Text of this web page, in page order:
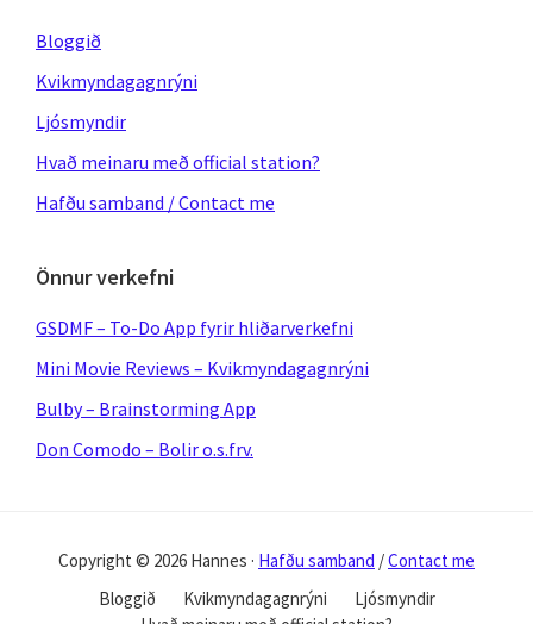
Bloggið
Kvikmyndagagnrýni
Ljósmyndir
Hvað meinaru með official station?
Hafðu samband / Contact me
Önnur verkefni
GSDMF – To-Do App fyrir hliðarverkefni
Mini Movie Reviews – Kvikmyndagagnrýni
Bulby – Brainstorming App
Don Comodo – Bolir o.s.frv.
Copyright © 2026 Hannes · Hafðu samband /Contact me
Bloggið
Kvikmyndagagnrýni
Ljósmyndir